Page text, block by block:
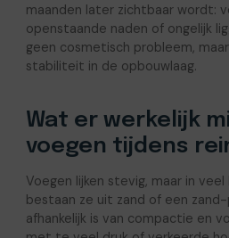
maanden later zichtbaar wordt:
openstaande naden of ongelijk
geen cosmetisch probleem,
stabiliteit in de opbouwlaag.
Wat er werkelijk
voegen tijdens
Voegen lijken stevig, maar in
bestaan ze uit zand of een
afhankelijk is van compactie en